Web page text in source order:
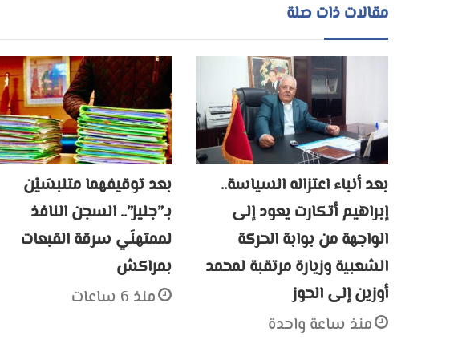
مقالات ذات صلة
بعد أنباء اعتزاله السياسة..
إبراهيم أتكارت يعود إلى
الواجهة من بوابة الحركة
الشعبية وزيارة مرتقبة لمحمد
أوزين إلى الحوز
منذ ساعة واحدة
بعد توقيفهما متلبسَيْن
بـ”جليز”.. السجن النافذ
لممتهنَي سرقة القبعات
بمراكش
منذ 6 ساعات